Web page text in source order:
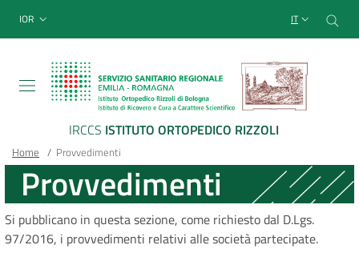
Sito Web Istituto
menu top-bar
IOR IT
IRCCS ISTITUTO ORTOPEDICO RIZZOLI
Main container
Briciole
di
pane
Home / Provvedimenti
Provvedimenti
Si pubblicano in questa sezione, come richiesto dal D.Lgs.
97/2016, i provvedimenti relativi alle società partecipate.